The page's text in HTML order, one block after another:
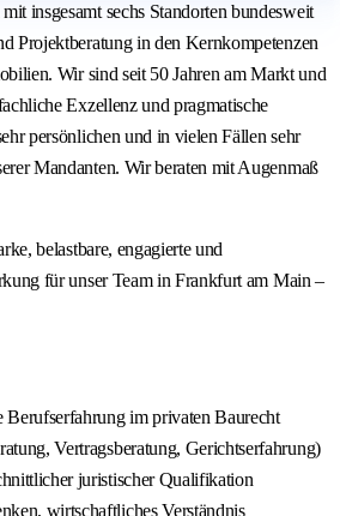
insgesamt sechs Standorten bundesweit
Projektberatung in den Kernkompetenzen
Wir sind seit 50 Jahren am Markt und
Exzellenz und pragmatische
persönlichen und in vielen Fällen sehr
Mandanten. Wir beraten mit Augenmaß
belastbare, engagierte und
für unser Team in Frankfurt am Main –
Berufserfahrung im privaten Baurecht
Vertragsberatung, Gerichtserfahrung)
juristischer Qualifikation
wirtschaftliches Verständnis